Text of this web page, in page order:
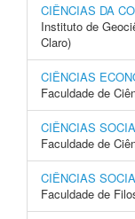
CIÊNCIAS DA
Instituto de
Claro)
CIÊNCIAS
Faculdade de
CIÊNCIAS
Faculdade de
CIÊNCIAS
Faculdade de